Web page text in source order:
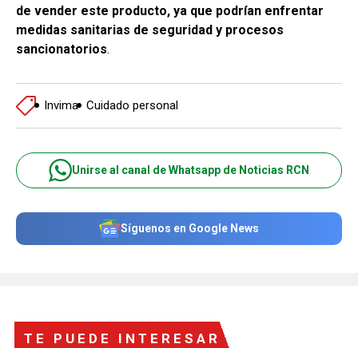
de vender este producto, ya que podrían enfrentar
medidas sanitarias de seguridad y procesos
sancionatorios.
Invima Cuidado personal
Unirse al canal de Whatsapp de Noticias RCN
Síguenos en Google News
TE PUEDE INTERESAR